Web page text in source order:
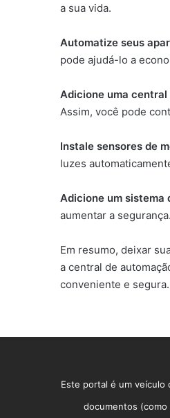
a sua vida.
Automatize seus
pode ajudá-lo a
Adicione uma
Assim, você pode
Instale sensores de
luzes
Adicione um sistema
aumentar a
Em resumo, deixar
a central de
conveniente e
Este portal é um veículo
documentos